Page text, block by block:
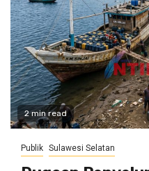
2 min read
Publik Sulawesi Selatan